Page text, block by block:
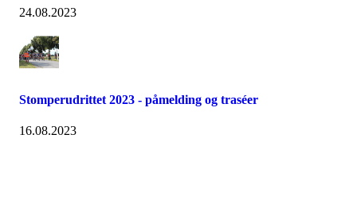
24.08.2023
Stomperudrittet 2023 - påmelding og traséer
16.08.2023